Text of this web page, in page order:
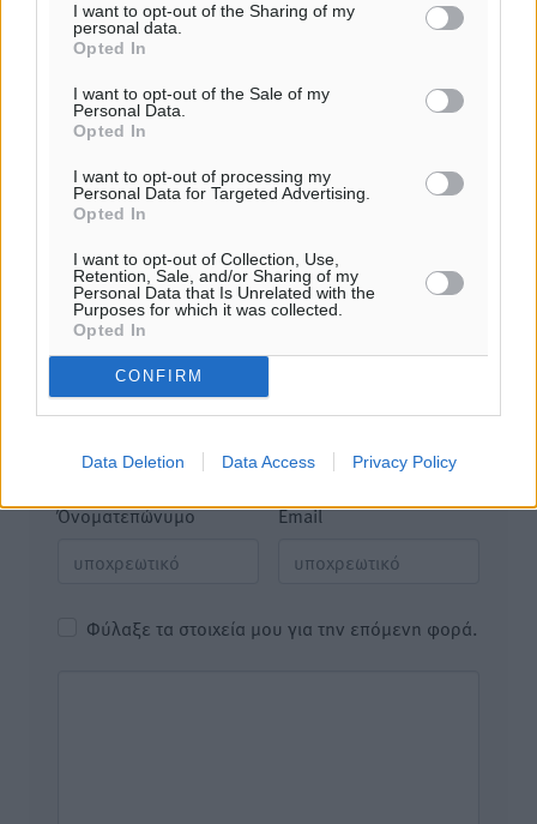
I want to opt-out of the Sharing of my
personal data.
Opted In
I want to opt-out of the Sale of my
Personal Data.
Opted In
I want to opt-out of processing my
Personal Data for Targeted Advertising.
Opted In
I want to opt-out of Collection, Use,
Retention, Sale, and/or Sharing of my
Personal Data that Is Unrelated with the
Purposes for which it was collected.
Opted In
CONFIRM
Data Deletion Data Access Privacy Policy
Σχολιασμός Άρθρου
Τα σχόλια εκφράζουν αποκλειστικά τον εκάστοτε
σχολιαστή. Η Δημοκρατική δεν υιοθετεί αυτές τις
απόψεις. Διατηρούμε το δικαίωμα να διαγράψουμε όποια
σχόλια θεωρούμε προσβλητικά ή περιέχουν ύβρεις, χωρίς
καμμία προειδοποίηση. Χρήστες που δεν τηρούν τους
όρους χρήσης αποκλείονται.
Προσθέστε ένα σχόλιο
Το E-mail δεν θα δημοσιευτεί.
υποβολή του σχολίου.
Όνοματεπώνυμο Email
Φύλαξε τα στοιχεία μου για την επόμενη φορά.